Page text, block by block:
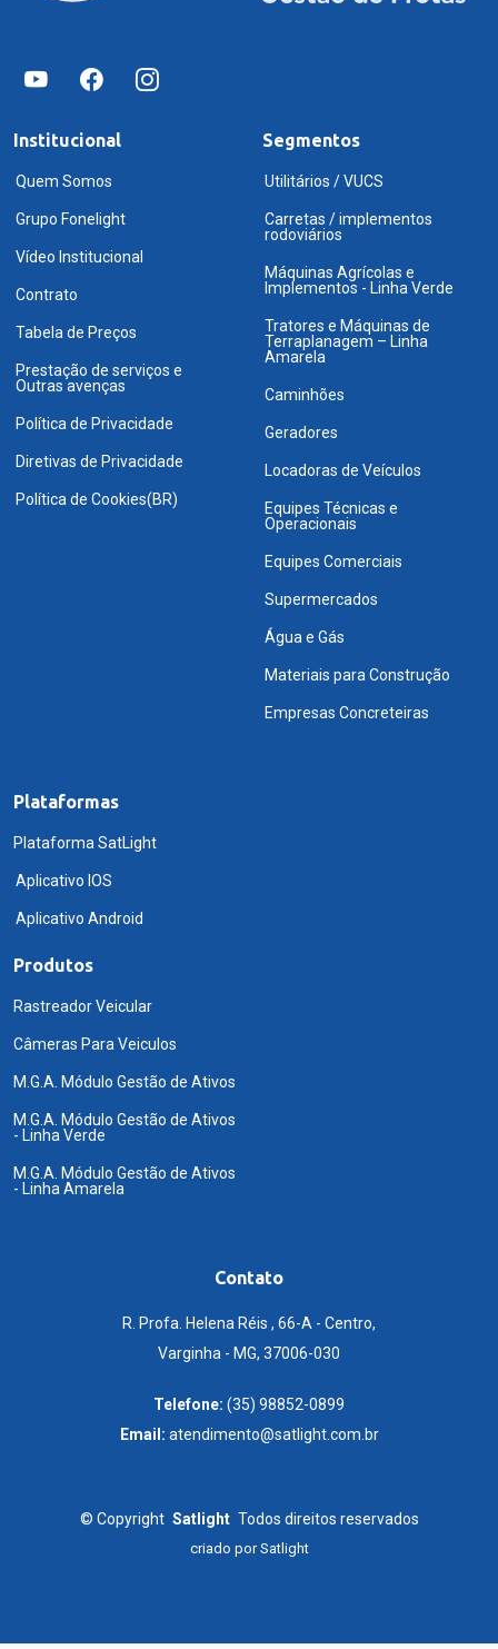
Institucional
Quem Somos
Grupo Fonelight
Vídeo Institucional
Contrato
Tabela de Preços
Prestação de serviços e
Outras avenças
Política de Privacidade
Diretivas de Privacidade
Política de Cookies(BR)
Segmentos
Utilitários / VUCS
Carretas / implementos
rodoviários
Máquinas Agrícolas e
Implementos - Linha Verde
Tratores e Máquinas de
Terraplanagem – Linha
Amarela
Caminhões
Geradores
Locadoras de Veículos
Equipes Técnicas e
Operacionais
Equipes Comerciais
Supermercados
Água e Gás
Materiais para Construção
Empresas Concreteiras
Plataformas
Plataforma SatLight
Aplicativo IOS
Aplicativo Android
Produtos
Rastreador Veicular
Câmeras Para Veiculos
M.G.A. Módulo Gestão de Ativos
M.G.A. Módulo Gestão de Ativos
- Linha Verde
M.G.A. Módulo Gestão de Ativos
- Linha Amarela
Contato
R. Profa. Helena Réis , 66-A - Centro,
Varginha - MG, 37006-030
Telefone: (35) 98852-0899
Email: atendimento@satlight.com.br
© Copyright Satlight Todos direitos reservados
criado porSatlight